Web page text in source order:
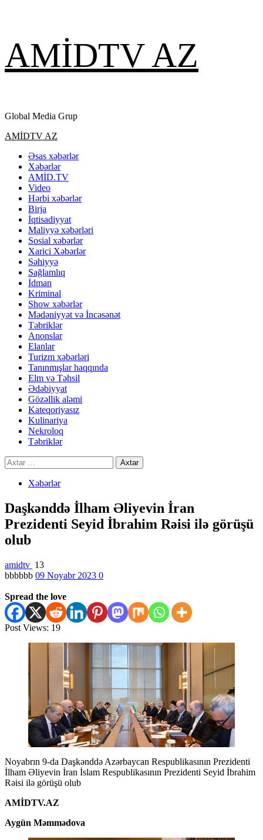
content
AMİDTV AZ
Global Media Grup
Primary
AMİDTV AZ
Əsas xəbərlər
Xəbərlər
AMİD.TV
Video
Hərbi xəbərlər
Birja
İqtisadiyyat
Maliyyə xəbərləri
Sosial xəbərlər
Xarici Xəbərlər
Səhiyyə
Sağlamlıq
İdman
Kriminal
Show xəbərlər
Mədəniyyət və İncəsənət
Təbriklər
Anonslar
Elanlar
Turizm xəbərləri
Tanınmışlar haqqında
Elm və Təhsil
Ədəbiyyat
Gözəllik aləmi
Kateqoriyasız
Kulinariya
Nekroloq
Təbriklər
Axtarış:
Xəbərlər
Daşkənddə İlham Əliyevin İran
Prezidenti Seyid İbrahim Rəisi ilə görüşü
olub
amidtv 13
bbbbbb 09 Noyabr 2023 0
Spread the love
Post Views: 19
Noyabrın 9-da Daşkənddə Azərbaycan Respublikasının Prezidenti
İlham Əliyevin İran İslam Respublikasının Prezidenti Seyid İbrahim
Rəisi ilə görüşü olub
AMİDTV.AZ
Aygün Məmmədova